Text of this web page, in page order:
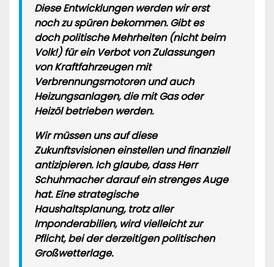
Diese Entwicklungen werden wir erst
noch zu spüren bekommen. Gibt es
doch politische Mehrheiten(nicht beim
Volk!)für ein Verbot von Zulassungen
von Kraftfahrzeugen mit
Verbrennungsmotoren und auch
Heizungsanlagen, die mit Gas oder
Heizöl betrieben werden.
Wir müssen uns auf diese
Zukunftsvisionen einstellen und finanziell
antizipieren. Ich glaube, dass Herr
Schuhmacher darauf ein strenges Auge
hat. Eine strategische
Haushaltsplanung, trotz aller
Imponderabilien, wird vielleicht zur
Pflicht, bei der derzeitigen politischen
Großwetterlage.